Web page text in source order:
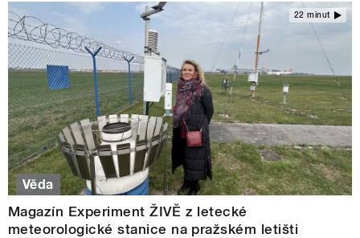
22 minut
Věda
Magazín Experiment ŽIVĚ z letecké
meteorologické stanice na pražském letišti